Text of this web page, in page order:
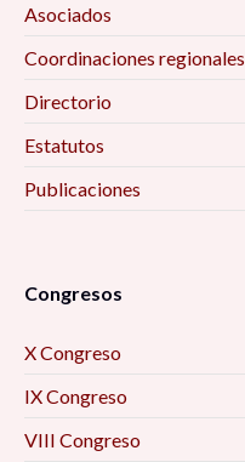
Asociados
Coordinaciones regionales
Directorio
Estatutos
Publicaciones
Congresos
X Congreso
IX Congreso
VIII Congreso